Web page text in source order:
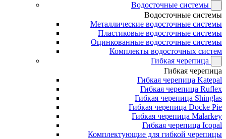
Водосточные системы
Водосточные системы
Металлические водосточные системы
Пластиковые водосточные системы
Оцинкованные водосточные системы
Комплекты водосточных систем
Гибкая черепица
Гибкая черепица
Гибкая черепица Katepal
Гибкая черепица Ruflex
Гибкая черепица Shinglas
Гибкая черепица Docke Pie
Гибкая черепица Malarkey
Гибкая черепица Icopal
Комплектующие для гибкой черепицы